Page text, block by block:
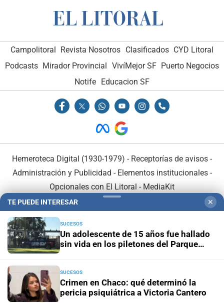
Campolitoral Revista Nosotros Clasificados CYD Litoral
Podcasts Mirador Provincial VivíMejor SF Puerto Negocios
Notife Educacion SF
Hemeroteca Digital (1930-1979) - Receptorías de avisos -
Administración y Publicidad - Elementos institucionales-
Opcionales con El Litoral - MediaKit
En Asociación con:
TE PUEDE INTERESAR ✕
SUCESOS
Un adolescente de 15 años fue hallado
sin vida en los piletones del Parque
SUCESOS
Crimen en Chaco: qué determinó la
pericia psiquiátrica a Victoria Cantero